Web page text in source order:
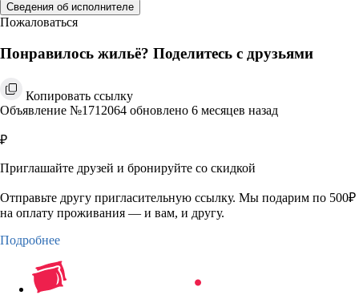
Сведения об исполнителе
Пожаловаться
Понравилось жильё? Поделитесь с друзьями
Копировать ссылку
Объявление №1712064 обновлено 6 месяцев назад
₽
Приглашайте друзей и бронируйте со скидкой
Отправьте другу пригласительную ссылку. Мы подарим по 500₽
на оплату проживания — и вам, и другу.
Подробнее